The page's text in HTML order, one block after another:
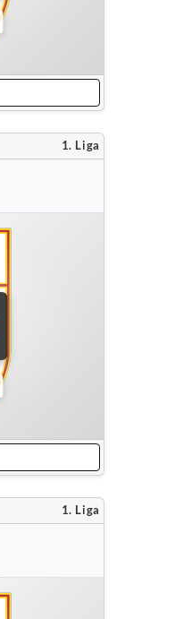
1. Liga
1. Liga